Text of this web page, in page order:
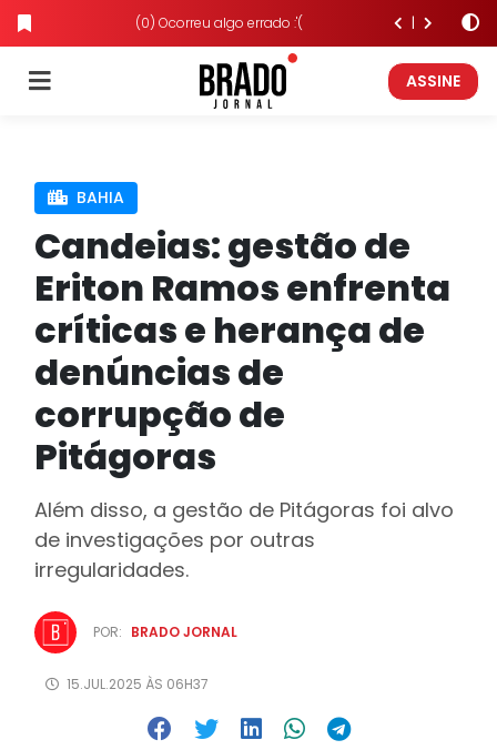
(0) Ocorreu algo errado :'(
ASSINE
BAHIA
Candeias: gestão de
Eriton Ramos enfrenta
críticas e herança de
denúncias de
corrupção de
Pitágoras
Além disso, a gestão de Pitágoras foi alvo
de investigações por outras
irregularidades.
POR: BRADO JORNAL
15.JUL.2025 ÀS 06H37